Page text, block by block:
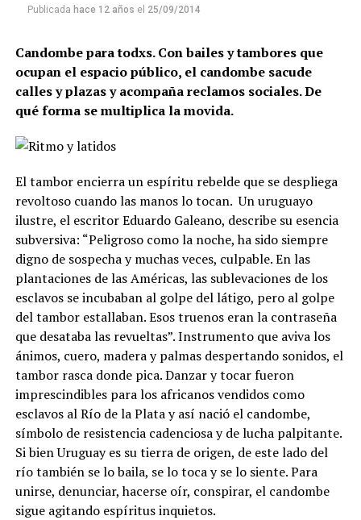
Publicada hace 12 años el 25/09/2014
Candombe para todxs. Con bailes y tambores que
ocupan el espacio público, el candombe sacude
calles y plazas y acompaña reclamos sociales. De
qué forma se multiplica la movida.
El tambor encierra un espíritu rebelde que se despliega
revoltoso cuando las manos lo tocan. Un uruguayo
ilustre, el escritor Eduardo Galeano, describe su esencia
subversiva: “Peligroso como la noche, ha sido siempre
digno de sospecha y muchas veces, culpable. En las
plantaciones de las Américas, las sublevaciones de los
esclavos se incubaban al golpe del látigo, pero al golpe
del tambor estallaban. Esos truenos eran la contraseña
que desataba las revueltas”. Instrumento que aviva los
ánimos, cuero, madera y palmas despertando sonidos, el
tambor rasca donde pica. Danzar y tocar fueron
imprescindibles para los africanos vendidos como
esclavos al Río de la Plata y así nació el candombe,
símbolo de resistencia cadenciosa y de lucha palpitante.
Si bien Uruguay es su tierra de origen, de este lado del
río también se lo baila, se lo toca y se lo siente. Para
unirse, denunciar, hacerse oír, conspirar, el candombe
sigue agitando espíritus inquietos.